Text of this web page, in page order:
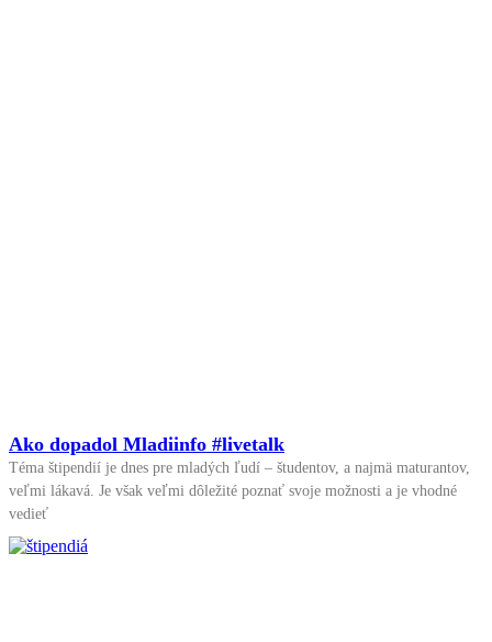
Ako dopadol Mladiinfo #livetalk
Téma štipendií je dnes pre mladých ľudí – študentov, a najmä maturantov,
veľmi lákavá. Je však veľmi dôležité poznať svoje možnosti a je vhodné
vedieť